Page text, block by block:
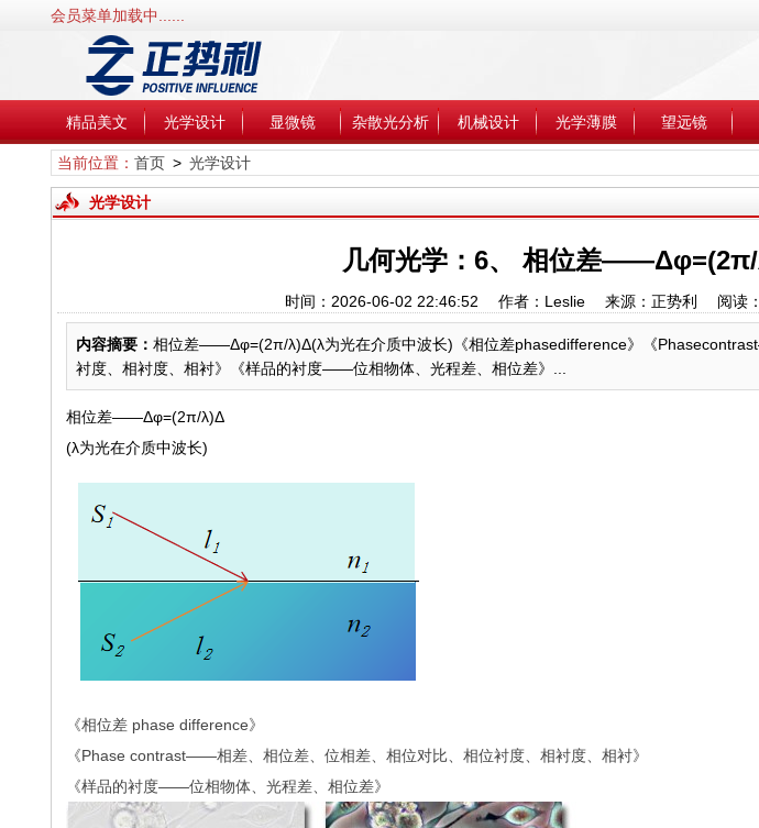
会员菜单加载中......
精品美文 光学设计 显微镜 杂散光分析 机械设计 光学薄膜 望远镜
当前位置： 首页> 光学设计
光学设计
几何光学：6、 相位差
时间：2026-06-02 22:46:52 作者：Leslie 来源：正势利 阅读：
内容摘要： 相位差——Δφ=(2π/λ)Δ(λ为光在介质中波长)《相位差phasedifference》《
衬度、相衬度、相衬》《样品的衬度——位相物体、光程差、相位差》...
相位差——Δφ=(2π/λ)Δ
(λ为光在介质中波长)
《相位差 phase difference》
《Phase contrast——相差、相位差、位相差、相位对比、相位衬度、相衬度、相衬》
《样品的衬度——位相物体、光程差、相位差》